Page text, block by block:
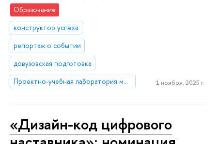
Образование
конструктор успеха
репортаж о событии
довузовская подготовка
Проектно-учебная лаборатория медиакоммуникаций в образовании
1 ноября, 2025 г.
«Дизайн-код цифрового